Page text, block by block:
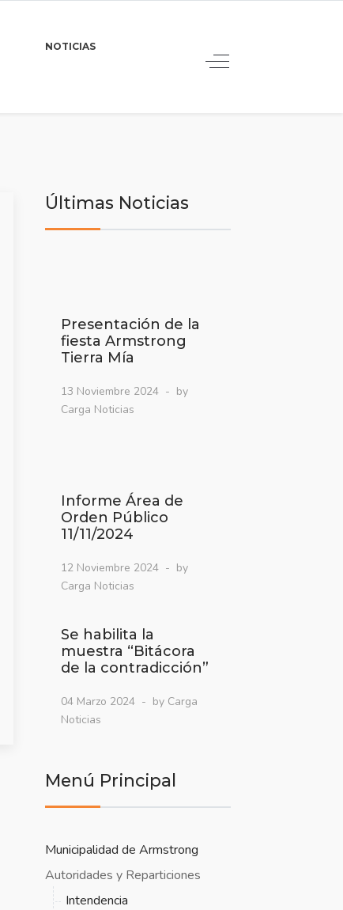
NOTICIAS
Últimas Noticias
Presentación de la
fiesta Armstrong
Tierra Mía
13 Noviembre 2024
by
Carga Noticias
Informe Área de
Orden Público
11/11/2024
12 Noviembre 2024
by
Carga Noticias
Se habilita la
muestra “Bitácora
de la contradicción”
04 Marzo 2024
by Carga
Noticias
Menú Principal
Municipalidad de Armstrong
Autoridades y Reparticiones
Intendencia